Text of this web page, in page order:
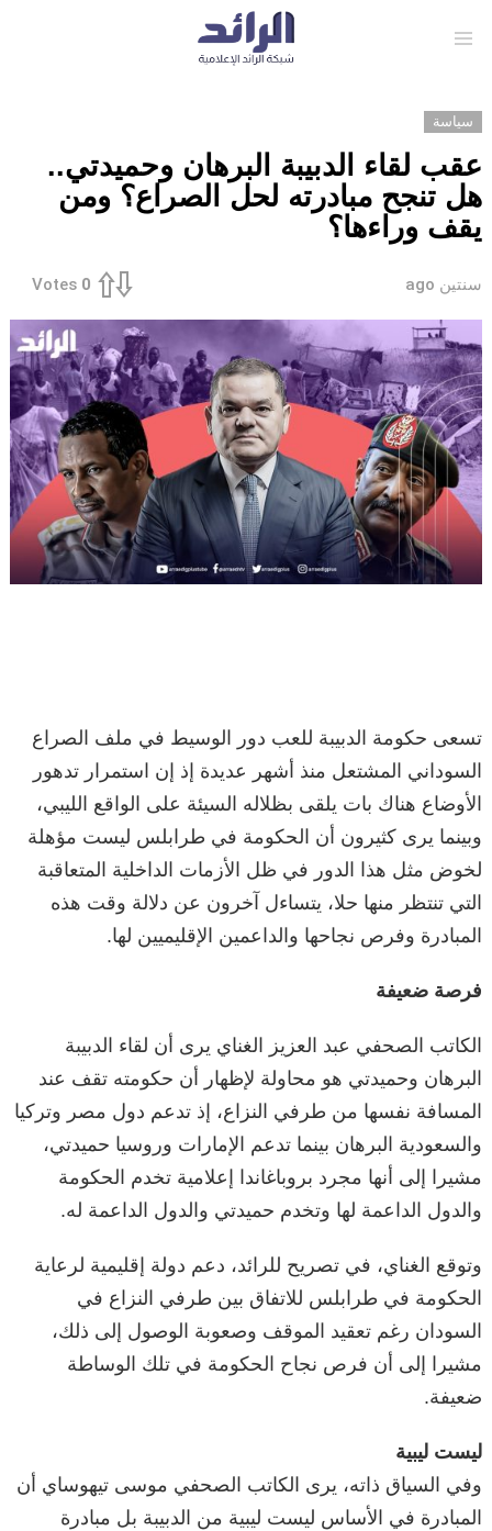
سياسة
عقب لقاء الدبيبة البرهان وحميدتي..
هل تنجح مبادرته لحل الصراع؟ ومن
يقف وراءها؟
سنتين ago 0
Votes
تسعى حكومة الدبيبة للعب دور الوسيط في ملف الصراع
السوداني المشتعل منذ أشهر عديدة إذ إن استمرار تدهور
الأوضاع هناك بات يلقى بظلاله السيئة على الواقع الليبي،
وبينما يرى كثيرون أن الحكومة في طرابلس ليست مؤهلة
لخوض مثل هذا الدور في ظل الأزمات الداخلية المتعاقبة
التي تنتظر منها حلا، يتساءل آخرون عن دلالة وقت هذه
المبادرة وفرص نجاحها والداعمين الإقليميين لها.
فرصة ضعيفة
الكاتب الصحفي عبد العزيز الغناي يرى أن لقاء الدبيبة
البرهان وحميدتي هو محاولة لإظهار أن حكومته تقف عند
المسافة نفسها من طرفي النزاع، إذ تدعم دول مصر وتركيا
والسعودية البرهان بينما تدعم الإمارات وروسيا حميدتي،
مشيرا إلى أنها مجرد بروباغاندا إعلامية تخدم الحكومة
والدول الداعمة لها وتخدم حميدتي والدول الداعمة له.
وتوقع الغناي، في تصريح للرائد، دعم دولة إقليمية لرعاية
الحكومة في طرابلس للاتفاق بين طرفي النزاع في
السودان رغم تعقيد الموقف وصعوبة الوصول إلى ذلك،
مشيرا إلى أن فرص نجاح الحكومة في تلك الوساطة
ضعيفة.
ليست ليبية
وفي السياق ذاته، يرى الكاتب الصحفي موسى تيهوساي أن
المبادرة في الأساس ليست ليبية من الدبيبة بل مبادرة